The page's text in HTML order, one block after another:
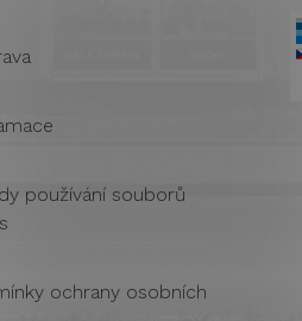
používání souborů
ochrany osobních